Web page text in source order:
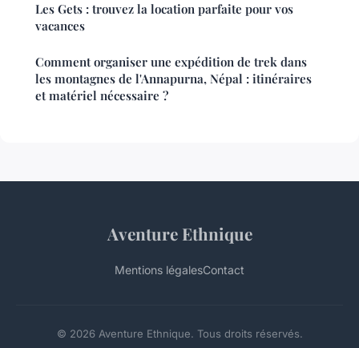
Les Gets : trouvez la location parfaite pour vos
vacances
Comment organiser une expédition de trek dans
les montagnes de l'Annapurna, Népal : itinéraires
et matériel nécessaire ?
Aventure Ethnique
Mentions légalesContact
© 2026 Aventure Ethnique. Tous droits réservés.